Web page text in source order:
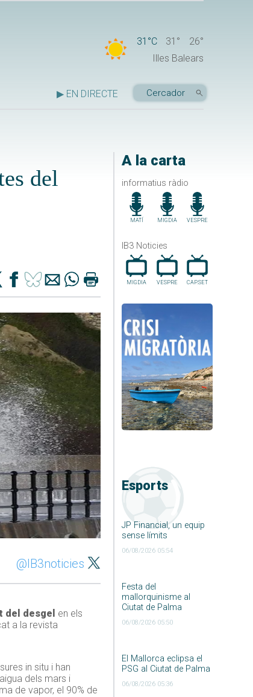
31°C 31°
26°
Illes Balears
▶ EN DIRECTE
A la carta
informatius ràdio
MATÍ MIGDIA VESPRE
IB3 Noticies
MIGDIA VESPRE CAP.SET
Esports
JP Financial, un equip
sense límits
06/08/2026 05:54
Festa del
mallorquinisme al
Ciutat de Palma
06/08/2026 05:50
El Mallorca eclipsa el
PSG al Ciutat de Palma
06/08/2026 05:36
del
@IB3noticies
del desgel en els
a la revista
in situ i han
dels mars i
de vapor, el 90% de